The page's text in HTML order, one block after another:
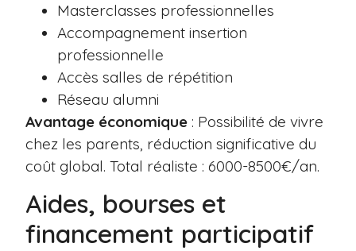
Masterclasses professionnelles
Accompagnement insertion
professionnelle
Accès salles de répétition
Réseau alumni
Avantage économique : Possibilité de vivre
chez les parents, réduction significative du
coût global. Total réaliste : 6000-8500€/an.
Aides, bourses et
financement participatif